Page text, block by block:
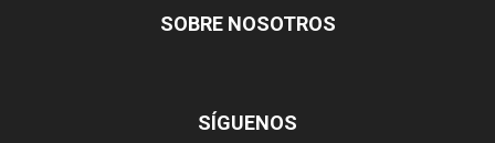
SOBRE NOSOTROS
SÍGUENOS